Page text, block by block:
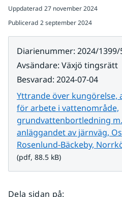
Uppdaterad 27 november 2024
Publicerad 2 september 2024
Diarienummer: 2024/1399/
Avsändare: Växjö tingsrätt
Besvarad: 2024-07-04
Yttrande över kungörelse,
för arbete i vattenområde,
grundvattenbortledning
anläggandet av järnväg,
Rosenlund-Bäckeby,
(pdf, 88.5 kB)
Dela sidan på: